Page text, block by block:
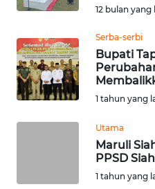
12 bulan yang
Serba-serbi
Bupati
1 tahun yang
Utama
Maruli
PPSD
1 tahun yang
News
Regional
WN